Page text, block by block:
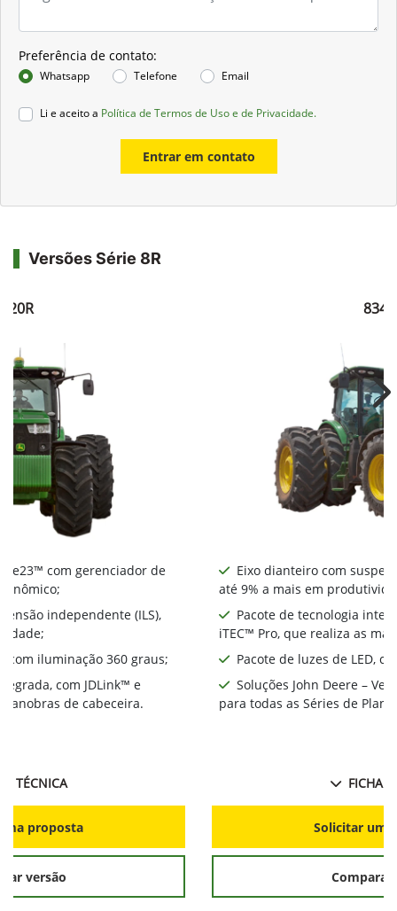
Preferência de contato:
Whatsapp Telefone Email
Li e aceito a Política de Termos de Uso e de Privacidade.
Entrar em contato
Versões Série 8R
e23™ com gerenciador de
independente (ILS),
com iluminação 360 graus;
com JDLink™ e
de cabeceira.
TÉCNICA
proposta
versão
Eixo dianteiro com
até 9% a mais em
Pacote de tecnologia
iTEC™ Pro, que realiza as
Pacote de luzes de LED,
Soluções John Deere –
para todas as Séries de
FICHA
Solicitar
Comparar